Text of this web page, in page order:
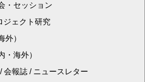
・セッション
ジェクト研究
外）
・海外）
会報誌 / ニュースレター